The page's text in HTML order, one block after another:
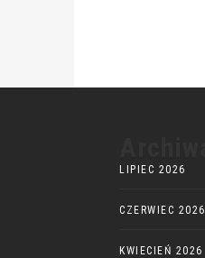
LIPIEC 2026
CZERWIEC 2026
KWIECIEŃ 2026